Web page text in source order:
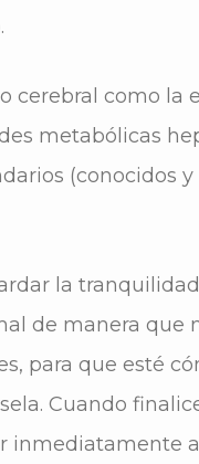
como la
metabólicas
(conocidos
la
de manera
para que esté
Cuando